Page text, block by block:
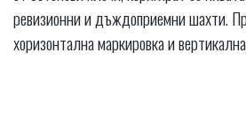
ревизионни и дъждоприемни шахти.
хоризонтална маркировка и